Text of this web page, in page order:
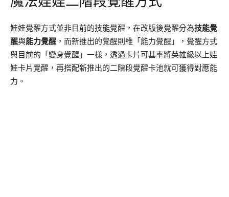
娃娃覺醒方式並非目前的技能覺醒，在改版後覺醒分為技能覺
醒與能力覺醒 ，而新推出的覺醒則維「能力覺醒」，覺醒方式
與目前的「變身覺醒」一樣，透過卡片可基率將英雄級以上娃
娃卡片覺醒，再搭配新推出的二階段覺醒卡池就可獲得對應能
力。